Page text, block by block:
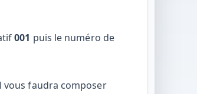
001 puis le numéro de
vous faudra composer